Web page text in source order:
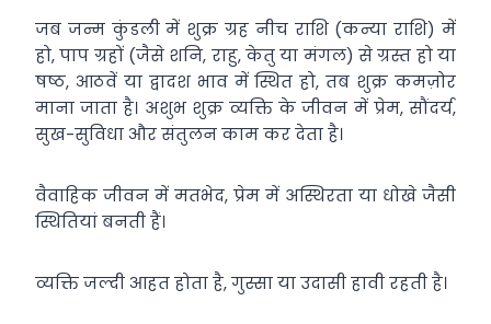
जब जन्म कुंडली में शुक्र ग्रह नीच राशि (कन्या राशि) में
हो, पाप ग्रहों (जैसे शनि, राहु, केतु या मंगल) से ग्रस्त हो या
षष्ठ, आठवें या द्वादश भाव में स्थित हो, तब शुक्र कमज़ोर
माना जाता है। अशुभ शुक्र व्यक्ति के जीवन में प्रेम, सौंदर्य,
सुख-सुविधा और संतुलन काम कर देता है।
वैवाहिक जीवन में मतभेद, प्रेम में अस्थिरता या धोखे जैसी
स्थितियां बनती हैं।
व्यक्ति जल्दी आहत होता है, गुस्सा या उदासी हावी रहती है।